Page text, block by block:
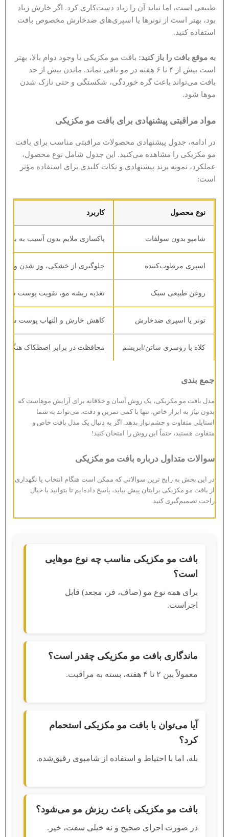
طبیعی است، اما نباید آن را زیاد دست‌کاری کرد. اگر خارش زیاد
بود، بهتر است از تونرها یا اسپری‌های ضدخارش مخصوص بافت
استفاده کنید.
به موقع بافت را باز کنید: بافت مو مکزیکی با وجود دوام بالا، بهتر
است بیش از ۴ تا ۶ هفته در مو باقی نماند. ماندن بیش از حد
بافت می‌تواند باعث گره خوردگی، شکستگی و حتی نازک شدن
موها شود.
مواد مراقبتی پیشنهادی برای بافت مو مکزیکی
در ادامه، جدول پیشنهادی محصولات مراقبتی مناسب برای بافت
مو مکزیکی را مشاهده می‌کنید. این جدول شامل نوع محصول،
عملکرد، نمونه برند پیشنهادی و نکات کلیدی برای استفاده مؤثر
است:
نوع محصول کاربرد
شامپو بدون سولفات پاکسازی ملایم بدون آسیب به بافت
اسپری مرطوب‌کننده جلوگیری از خشکی، وز شدن و
روغن طبیعی سبک تغذیه ریشه مو، تقویت پوست
تونر یا اسپری ضدخارش کاهش خارش و التهاب پوست سر
کلاه یا روسری ساتن/ابریشم محافظت در برابر اصطکاک هنگام
جمع بندی
مدل بافت مو مکزیکی، یک روش آسان و خلاقانه برای آرایش موهاست که
بدون نیاز به ابزار خاص، تنها با کمی تمرین و دقت، می‌تواند به شما
استایلی متفاوت و چشم‌نواز بدهد. اگر به دنبال یک مدل بافت خاص و
متفاوت هستید، حتماً این روش را امتحان کنید!
سوالات متداول درباره بافت مو مکزیکی
در این بخش به رایج ترین سوالاتی که ممکن است هنگام انتخاب یا نگهداری
از بافت مو مکزیکی برایتان پیش بیاید، پاسخ داده‌ایم تا بتوانید با خیال
راحت تصمیم‌گیری کنید.
بافت مو مکزیکی مناسب چه نوع موهایی
است؟
برای همه نوع مو (صاف، فر، مجعد) قابل
اجراست.
ماندگاری بافت مو مکزیکی چقدر است؟
معمولاً بین ۲ تا ۴ هفته، بسته به مراقبت.
آیا می‌توان با بافت مو مکزیکی استحمام
کرد؟
بله، اما با احتیاط و استفاده از شامپوی رقیق‌شده.
بافت مو مکزیکی باعث ریزش مو می‌شود؟
در صورت اجرای صحیح و نه خیلی سفت، خیر.